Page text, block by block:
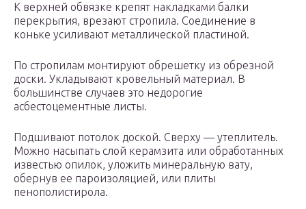
К верхней обвязке крепят накладками балки
перекрытия, врезают стропила. Соединение в
коньке усиливают металлической пластиной.
По стропилам монтируют обрешетку из обрезной
доски. Укладывают кровельный материал. В
большинстве случаев это недорогие
асбестоцементные листы.
Подшивают потолок доской. Сверху — утеплитель.
Можно насыпать слой керамзита или обработанных
известью опилок, уложить минеральную вату,
обернув ее пароизоляцией, или плиты
пенополистирола.